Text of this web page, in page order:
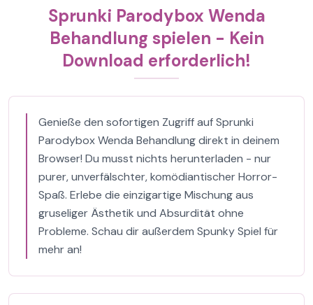
Sprunki Parodybox Wenda
Behandlung spielen - Kein
Download erforderlich!
Genieße den sofortigen Zugriff auf Sprunki
Parodybox Wenda Behandlung direkt in deinem
Browser! Du musst nichts herunterladen - nur
purer, unverfälschter, komödiantischer Horror-
Spaß. Erlebe die einzigartige Mischung aus
gruseliger Ästhetik und Absurdität ohne
Probleme. Schau dir außerdem Spunky Spiel für
mehr an!